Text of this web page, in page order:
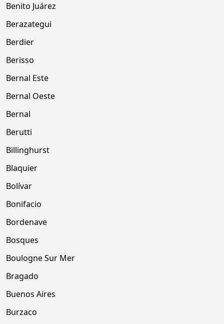
Benito Juárez
Berazategui
Berdier
Berisso
Bernal Este
Bernal Oeste
Bernal
Berutti
Billinghurst
Blaquier
Bolívar
Bonifacio
Bordenave
Bosques
Boulogne Sur Mer
Bragado
Buenos Aires
Burzaco